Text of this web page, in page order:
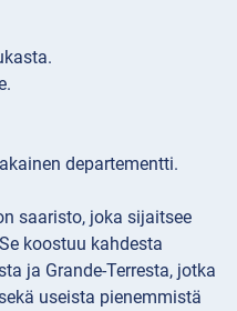
departementti.
saaristo, joka sijaitsee
koostuu kahdesta
ja Grande-Terresta, jotka
useista pienemmistä